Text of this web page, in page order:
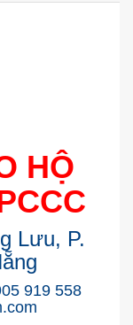
HỘ
Lưu, P.
919 558